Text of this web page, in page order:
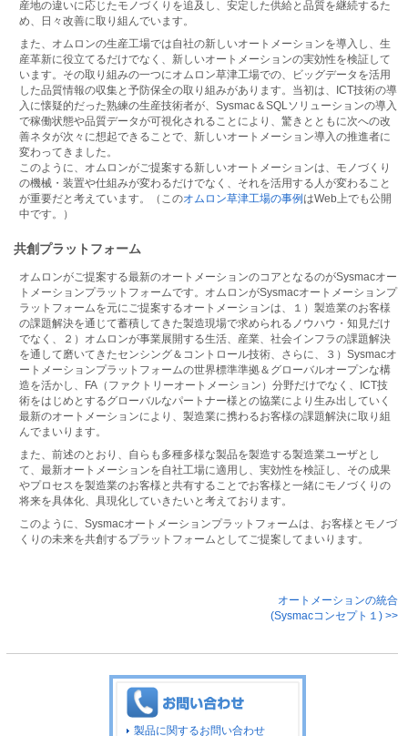
産地の違いに応じたモノづくりを追及し、安定した供給と品質を継続するた
め、日々改善に取り組んでいます。
また、オムロンの生産工場では自社の新しいオートメーションを導入し、生
産革新に役立てるだけでなく、新しいオートメーションの実効性を検証して
います。その取り組みの一つにオムロン草津工場での、ビッグデータを活用
した品質情報の収集と予防保全の取り組みがあります。当初は、ICT技術の導
入に懐疑的だった熟練の生産技術者が、Sysmac＆SQLソリューションの導入
で稼働状態や品質データが可視化されることにより、驚きとともに次への改
善ネタが次々に想起できることで、新しいオートメーション導入の推進者に
変わってきました。
このように、オムロンがご提案する新しいオートメーションは、モノづくり
の機械・装置や仕組みが変わるだけでなく、それを活用する人が変わること
が重要だと考えています。（このオムロン草津工場の事例はWeb上でも公開
中です。）
共創プラットフォーム
オムロンがご提案する最新のオートメーションのコアとなるのがSysmacオー
トメーションプラットフォームです。オムロンがSysmacオートメーションプ
ラットフォームを元にご提案するオートメーションは、１）製造業のお客様
の課題解決を通じて蓄積してきた製造現場で求められるノウハウ・知見だけ
でなく、２）オムロンが事業展開する生活、産業、社会インフラの課題解決
を通して磨いてきたセンシング＆コントロール技術、さらに、３）Sysmacオ
ートメーションプラットフォームの世界標準準拠＆グローバルオープンな構
造を活かし、FA（ファクトリーオートメーション）分野だけでなく、ICT技
術をはじめとするグローバルなパートナー様との協業により生み出していく
最新のオートメーションにより、製造業に携わるお客様の課題解決に取り組
んでまいります。
また、前述のとおり、自らも多種多様な製品を製造する製造業ユーザとし
て、最新オートメーションを自社工場に適用し、実効性を検証し、その成果
やプロセスを製造業のお客様と共有することでお客様と一緒にモノづくりの
将来を具体化、具現化していきたいと考えております。
このように、Sysmacオートメーションプラットフォームは、お客様とモノづ
くりの未来を共創するプラットフォームとしてご提案してまいります。
オートメーションの統合
(Sysmacコンセプト１) >>
製品に関するお問い合わせ